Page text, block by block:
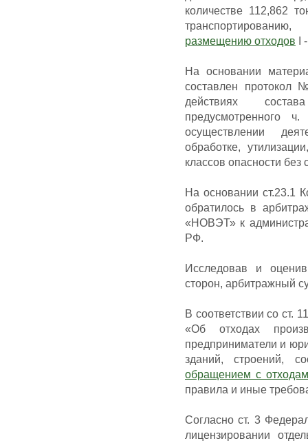
количестве 112,862
размещению отходов I
На основании
составлен
действиях
осуществлении
обработке,
классов опасности
На основании ст.23.1
обратилось в
«НОВЭТ» к
РФ.
Исследовав и
сторон, арбитражный
В соответствии со ст.
«Об отходах
предприниматели и
зданий, строений,
обращением с
правила и иные
Согласно ст. 3
лицензировании